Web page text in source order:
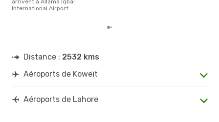
arrivent à Allama Iqbal
International Airport
Distance : 2532 kms
Aéroports de Koweït
Aéroports de Lahore